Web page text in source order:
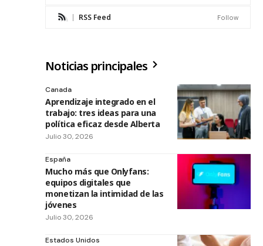
RSS Feed Follow
Noticias principales
Canada
Aprendizaje integrado en el
trabajo: tres ideas para una
política eficaz desde Alberta
Julio 30, 2026
España
Mucho más que Onlyfans:
equipos digitales que
monetizan la intimidad de las
jóvenes
Julio 30, 2026
Estados Unidos